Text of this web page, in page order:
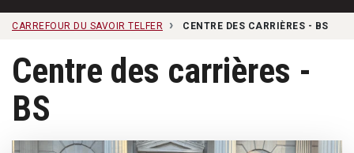
CARREFOUR DU SAVOIR TELFER CENTRE DES CARRIÈRES - BS
Centre des carrières -
BS